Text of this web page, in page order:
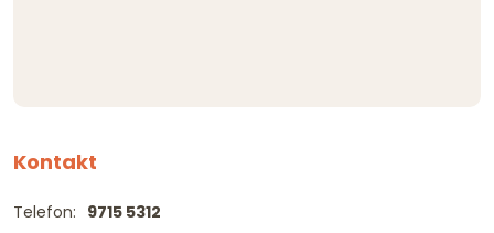
Kontakt
Telefon: 9715 5312